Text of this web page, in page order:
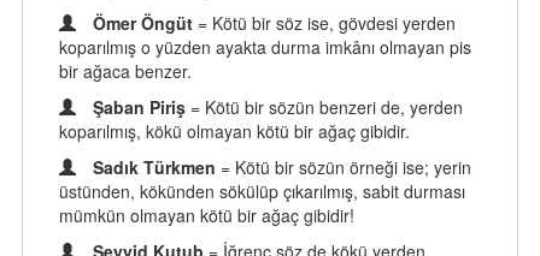
Ömer Öngüt = Kötü bir söz ise, gövdesi yerden
koparılmış o yüzden ayakta durma imkânı olmayan pis
bir ağaca benzer.
Şaban Piriş = Kötü bir sözün benzeri de, yerden
koparılmış, kökü olmayan kötü bir ağaç gibidir.
Sadık Türkmen = Kötü bir sözün örneği ise; yerin
üstünden, kökünden sökülüp çıkarılmış, sabit durması
mümkün olmayan kötü bir ağaç gibidir!
Seyyid Kutub = İğrenç söz de kökü yerden